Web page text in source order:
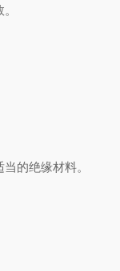
的绝缘材料。